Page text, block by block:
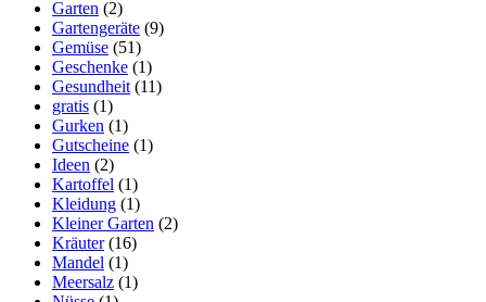
Garten (2)
Gartengeräte (9)
Gemüse (51)
Geschenke (1)
Gesundheit (11)
gratis (1)
Gurken (1)
Gutscheine (1)
Ideen (2)
Kartoffel (1)
Kleidung (1)
Kleiner Garten (2)
Kräuter(16)
Mandel (1)
Meersalz (1)